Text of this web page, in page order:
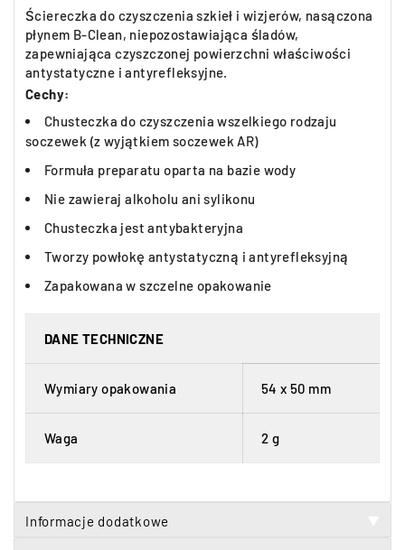
Ściereczka do czyszczenia szkieł i wizjerów, nasączona
płynem B-Clean, niepozostawiająca śladów,
zapewniająca czyszczonej powierzchni właściwości
antystatyczne i antyrefleksyjne.
Cechy:
Chusteczka do czyszczenia wszelkiego rodzaju
soczewek (z wyjątkiem soczewek AR)
Formuła preparatu oparta na bazie wody
Nie zawieraj alkoholu ani sylikonu
Chusteczka jest antybakteryjna
Tworzy powłokę antystatyczną i antyrefleksyjną
Zapakowana w szczelne opakowanie
DANE TECHNICZNE
Wymiary opakowania 54 x 50 mm
Waga 2 g
Informacje dodatkowe